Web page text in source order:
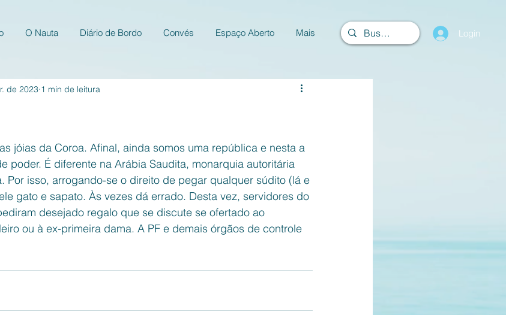
O Nauta Diário de Bordo Convés Espaço Aberto Mais Login
de 2023 1 min de leitura
jóias da Coroa. Afinal, ainda somos uma república e nesta a
poder. É diferente na Arábia Saudita, monarquia autoritária
Por isso, arrogando-se o direito de pegar qualquer súdito (lá e
gato e sapato. Às vezes dá errado. Desta vez, servidores do
desejado regalo que se discute se ofertado ao
ou à ex-primeira dama. A PF e demais órgãos de controle